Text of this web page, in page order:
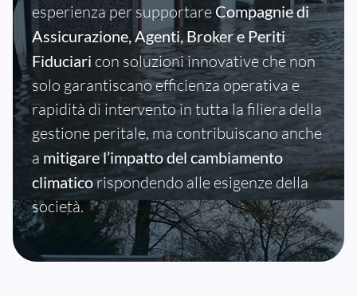
esperienza per supportare Compagniedi
Assicurazione, Agenti, Broker e Periti
Fiduciari con soluzioni innovative che non
solo garantiscano efficienza operativa e
rapidità di intervento in tutta la filiera della
gestione peritale, ma contribuiscano anche
a mitigare l’impatto del cambiamento
climaticorispondendo alle esigenze della
società.